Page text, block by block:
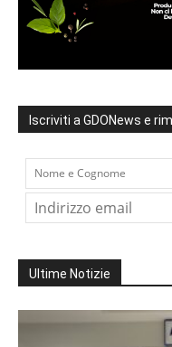
Iscriviti a GDONews e
Ultime Notizie